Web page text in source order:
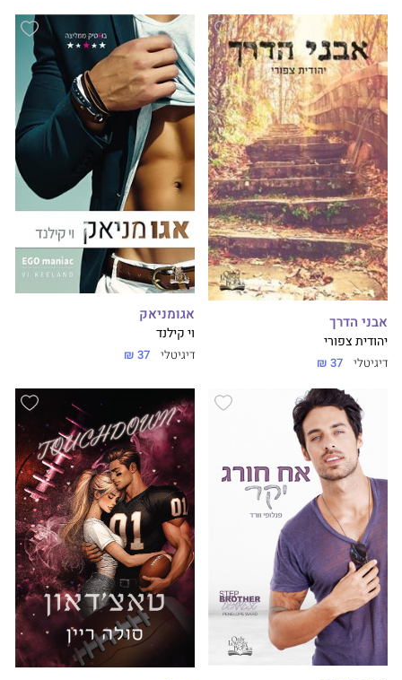
אבני הדרך
יהודית צפורי
דיגיטלי 37 ₪
אגומניאק
וי קילנד
דיגיטלי 37 ₪